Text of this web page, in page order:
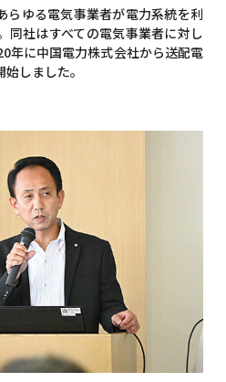
らゆる電気事業者が電力系統を利
同社はすべての電気事業者に対し
年に中国電力株式会社から送配電
しました。